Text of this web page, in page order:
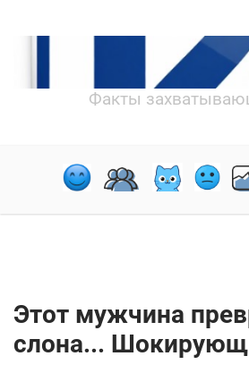
Факты
Этот мужчина
слона...